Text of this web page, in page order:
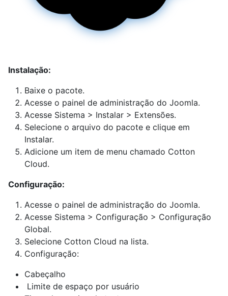
Instalação:
Baixe o pacote.
Acesse o painel de administração do Joomla.
Acesse Sistema > Instalar > Extensões.
Selecione o arquivo do pacote e clique em
Instalar.
Adicione um item de menu chamado Cotton
Cloud.
Configuração:
Acesse o painel de administração do Joomla.
Acesse Sistema > Configuração > Configuração
Global.
Selecione Cotton Cloud na lista.
Configuração:
Cabeçalho
Limite de espaço por usuário